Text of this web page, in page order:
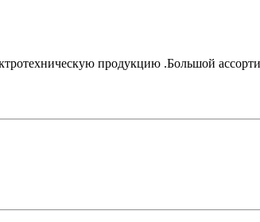
продукцию .Большой